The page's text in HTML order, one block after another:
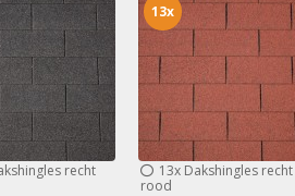
recht
13xDakshingles recht
rood
13x